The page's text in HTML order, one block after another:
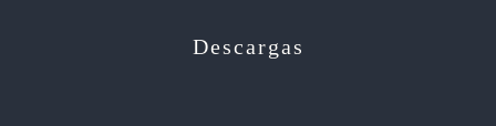
Descargas